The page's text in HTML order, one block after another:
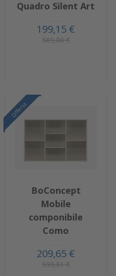
Quadro Silent Art
199,15 €
569,00 €
Offerta
BoConcept
Mobile
componibile
Como
209,65 €
599,01 €